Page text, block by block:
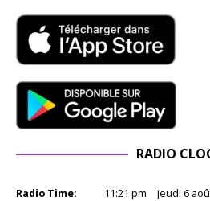
RADIO
Radio Time: 11:21 pm jeudi 6